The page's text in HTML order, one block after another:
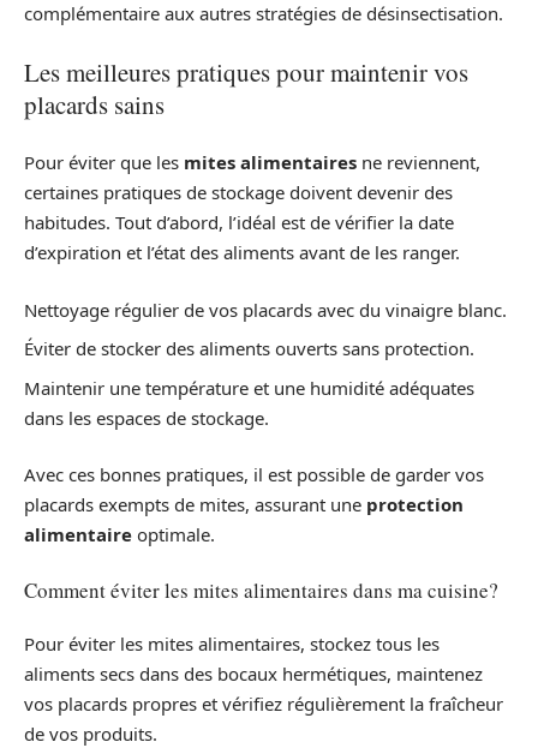
complémentaire aux autres stratégies de désinsectisation.
Les meilleures pratiques pour maintenir vos
placards sains
Pour éviter que les mites alimentaires ne reviennent,
certaines pratiques de stockage doivent devenir des
habitudes. Tout d’abord, l’idéal est de vérifier la date
d’expiration et l’état des aliments avant de les ranger.
Nettoyage régulier de vos placards avec du vinaigre blanc.
Éviter de stocker des aliments ouverts sans protection.
Maintenir une température et une humidité adéquates
dans les espaces de stockage.
Avec ces bonnes pratiques, il est possible de garder vos
placards exempts de mites, assurant une protection
alimentaire optimale.
Comment éviter les mites alimentaires dans ma cuisine?
Pour éviter les mites alimentaires, stockez tous les
aliments secs dans des bocaux hermétiques, maintenez
vos placards propres et vérifiez régulièrement la fraîcheur
de vos produits.